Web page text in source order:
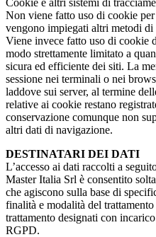
Non viene fatto uso di cookie
vengono impiegati altri metodi di
Viene invece fatto uso di cookie
modo strettamente limitato a
sicura ed efficiente dei siti. La
sessione nei terminali o nei
laddove sui server, al termine
relative ai cookie restano
conservazione comunque non
altri dati di navigazione.
DESTINATARI DEI DATI
L’accesso ai dati raccolti a
Master Italia Srl è consentito
che agiscono sulla base di
finalità e modalità del
trattamento designati con
RGPD.